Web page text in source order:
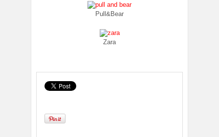
Pull&Bear
Zara